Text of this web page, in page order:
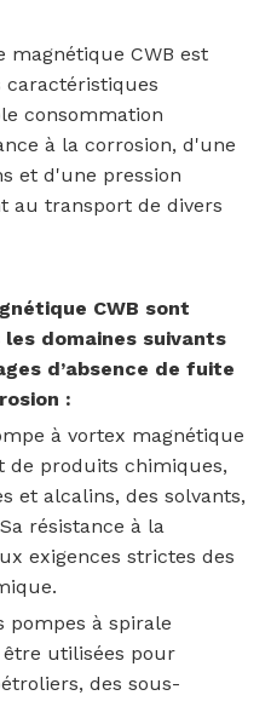
magnétique CWB est
caractéristiques
consommation
à la corrosion, d'une
et d'une pression
au transport de divers
CWB sont
domaines suivants
d’absence de fuite
:
à vortex magnétique
de produits chimiques,
et alcalins, des solvants,
résistance à la
exigences strictes des
pompes à spirale
être utilisées pour
des sous-